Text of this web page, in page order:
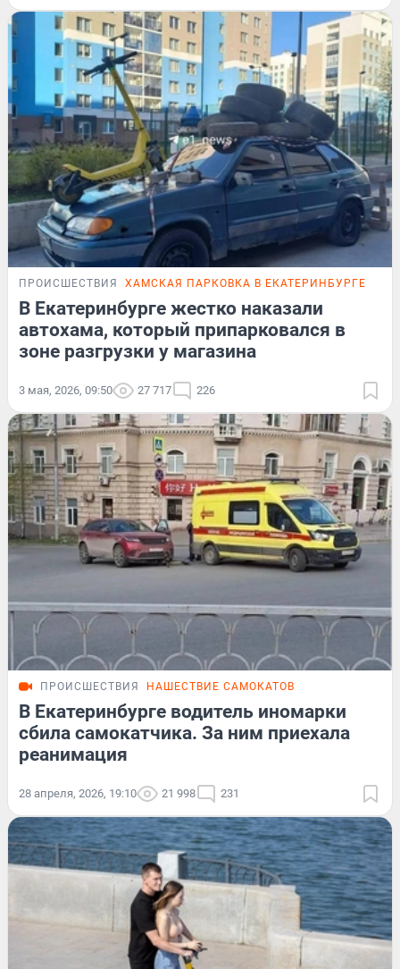
ПРОИСШЕСТВИЯ ХАМСКАЯ ПАРКОВКА В ЕКАТЕРИНБУРГЕ
В Екатеринбурге жестко наказали
автохама, который припарковался в
зоне разгрузки у магазина
3 мая, 2026, 09:50 27 717 226
ПРОИСШЕСТВИЯ НАШЕСТВИЕ САМОКАТОВ
В Екатеринбурге водитель иномарки
сбила самокатчика. За ним приехала
реанимация
28 апреля, 2026, 19:10 21 998 231